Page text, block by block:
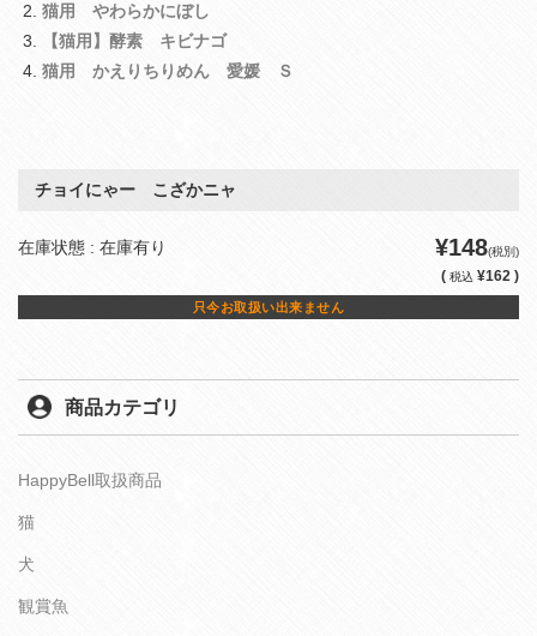
猫用 やわらかにぼし
【猫用】酵素 キビナゴ
猫用 かえりちりめん 愛媛 Ｓ
チョイにゃー こざかニャ
在庫状態 : 在庫有り ¥148(税別)
( 税込 ¥162 )
只今お取扱い出来ません
商品カテゴリ
HappyBell取扱商品
猫
犬
観賞魚